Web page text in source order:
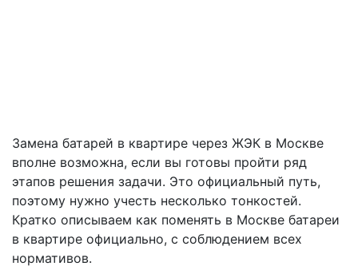
Замена батарей в квартире через ЖЭК в Москве
вполне возможна, если вы готовы пройти ряд
этапов решения задачи. Это официальный путь,
поэтому нужно учесть несколько тонкостей.
Кратко описываем как поменять в Москве батареи
в квартире официально, с соблюдением всех
нормативов.